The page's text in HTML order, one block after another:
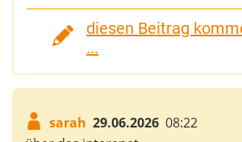
diesen Beitrag
...
sarah 29.06.2026 08:22